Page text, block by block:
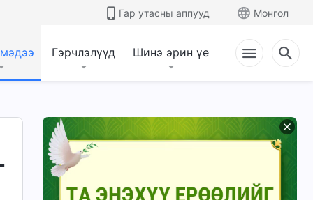
Гар утасны аппууд Монгол
Гэрчлэлүүд Шинэ эрин үе